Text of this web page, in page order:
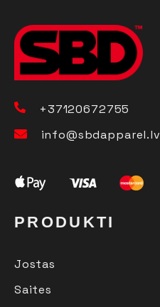
+37120672755
info@sbdapparel.lv
PRODUKTI
Jostas
Saites